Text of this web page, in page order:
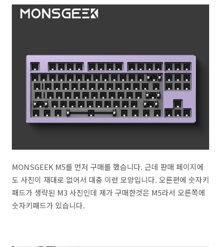
MONSGEEK M5를 먼저 구매를 했습니다. 근데 판매 페이지에
도 사진이 재대로 없어서 대충 이런 모양입니다. 오른편에 숫자키
패드가 생략된 M3 사진인데 제가 구매한것은 M5라서 오른쪽에
숫자키패드가 있습니다.